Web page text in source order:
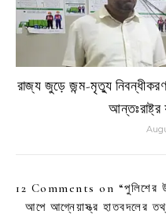
রাজ্য জুড়ে জন্ম-মৃত্যু
আন্তঃরাষ্ট্র
12 Comments on “পুলিশের
আপে আগ্নেয়াস্ত্র হাতবদলের